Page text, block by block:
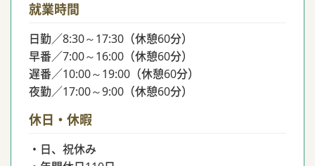
就業時間
日勤／8:30～17:30（休憩60分）
早番／7:00～16:00（休憩60分）
遅番／10:00～19:00（休憩60分）
夜勤／17:00～9:00（休憩60分）
休日・休暇
・日、祝休み